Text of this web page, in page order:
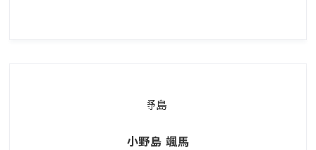
小野島 颯馬